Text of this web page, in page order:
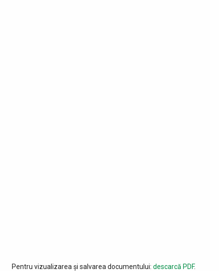
Pentru vizualizarea și salvarea documentului: descarcă PDF.